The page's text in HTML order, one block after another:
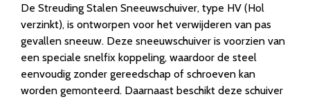
De Streuding Stalen Sneeuwschuiver, type HV (Hol
verzinkt), is ontworpen voor het verwijderen van pas
gevallen sneeuw. Deze sneeuwschuiver is voorzien van
een speciale snelfix koppeling, waardoor de steel
eenvoudig zonder gereedschap of schroeven kan
worden gemonteerd. Daarnaast beschikt deze schuiver